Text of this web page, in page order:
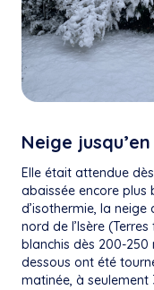
Neige
Elle était attendue
abaissée encore plus
d’isothermie, la
nord de l’Isère
blanchis dès 200-250
dessous ont été
matinée, à seulement